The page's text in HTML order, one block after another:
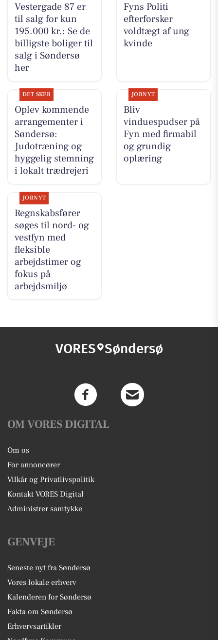
Vestergade 87 er
til salg for kun
195.000 kr.: Se de
billigste boliger til
salg i Søndersø
her
Fyns Politi
efterforsker
voldtægt af ung
kvinde
DET SKER
Oplev kommende
arrangementer i
Søndersø:
Judotræning og
hyggelig stemning
i lokalt trædrejeri
JOBNYT
Bliv
vinduespudser på
Fyn med firmabil
og grundig
oplæring
JOBNYT
Regnskabsfører
søges til nord- og
vestfyn med
fleksible
arbejdstimer og
fokus på
arbejdsmiljø
VORES Søndersø
OM VORES DIGITAL
Om os
For annoncører
Vilkår og Privatlivspolitik
Kontakt VORES Digital
Administrer samtykke
GENVEJE
Seneste nyt fra Søndersø
Vores lokale erhverv
Kalenderen for Søndersø
Fakta om Søndersø
Erhvervsartikler